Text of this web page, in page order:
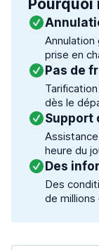
Pourquoi
Annulation
prise en
Pas de
dès le
Support
heure du
Des
Des
de